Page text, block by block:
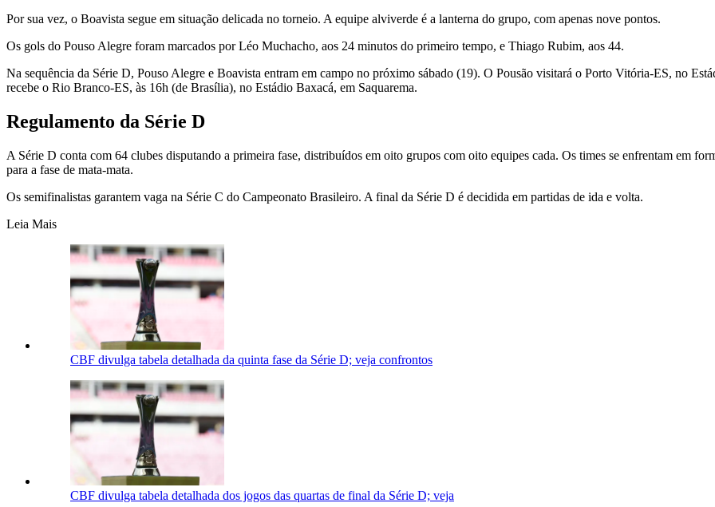
Por sua vez, o Boavista segue em situação delicada no torneio. A equipe alviverde é a lanterna do grupo, com apenas nove pontos.
Os gols do Pouso Alegre foram marcados por Léo Muchacho, aos 24 minutos do primeiro tempo, e Thiago Rubim, aos 44.
Na sequência da Série D, Pouso Alegre e Boavista entram em campo no próximo sábado (19). O Pousão visitará o Porto Vitória-ES, no
recebe o Rio Branco-ES, às 16h (de Brasília), no Estádio Baxacá, em Saquarema.
Regulamento da Série D
A Série D conta com 64 clubes disputando a primeira fase, distribuídos em oito grupos com oito equipes cada. Os times se enfrentam em
para a fase de mata-mata.
Os semifinalistas garantem vaga na Série C do Campeonato Brasileiro. A final da Série D é decidida em partidas de ida e volta.
Leia Mais
CBF divulga tabela detalhada da quinta fase da Série D; veja confrontos
CBF divulga tabela detalhada dos jogos das quartas de final da Série D; veja